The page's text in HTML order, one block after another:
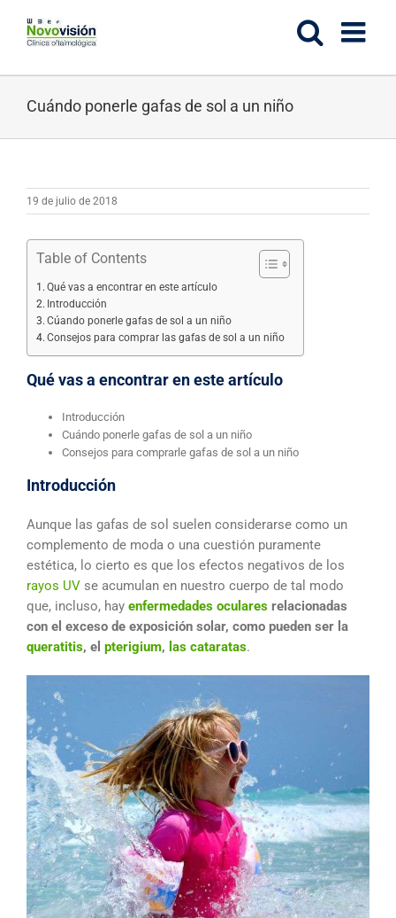
contenido
Cuándo ponerle gafas de sol a un niño
19 de julio de 2018
Table of Contents
Qué vas a encontrar en este artículo
Introducción
Cúando ponerle gafas de sol a un niño
Consejos para comprar las gafas de sol a un niño
Qué vas a encontrar en este artículo
Introducción
Cuándo ponerle gafas de sol a un niño
Consejos para comprarle gafas de sol a un niño
Introducción
Aunque las gafas de sol suelen considerarse como un
complemento de moda o una cuestión puramente
estética, lo cierto es que los efectos negativos de los
rayos UV se acumulan en nuestro cuerpo de tal modo
que, incluso, hay enfermedades oculares relacionadas
con el exceso de exposición solar, como pueden ser la
queratitis, el pterigium, las cataratas.